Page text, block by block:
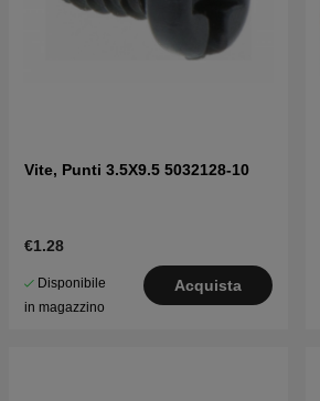
Vite, Punti 3.5X9.5 5032128-10
€1.28
Disponibile
in magazzino
Acquista